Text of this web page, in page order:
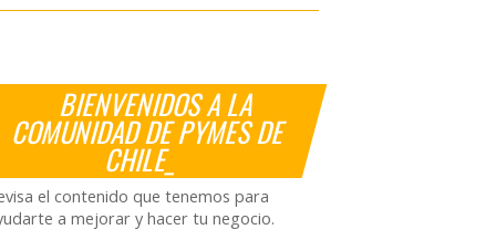
BIENVENIDOS A LA
COMUNIDAD DE PYMES DE
CHILE_
el contenido que tenemos para
a mejorar y hacer tu negocio.